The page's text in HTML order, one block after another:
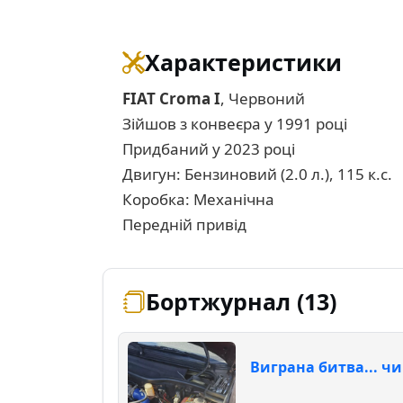
Характеристики
FIAT Croma I, Червоний
Зійшов з конвеєра у 1991 році
Придбаний у 2023 році
Двигун: Бензиновий (2.0 л.), 115 к.с.
Коробка: Механічна
Передній привід
Бортжурнал (13)
Виграна битва... чи